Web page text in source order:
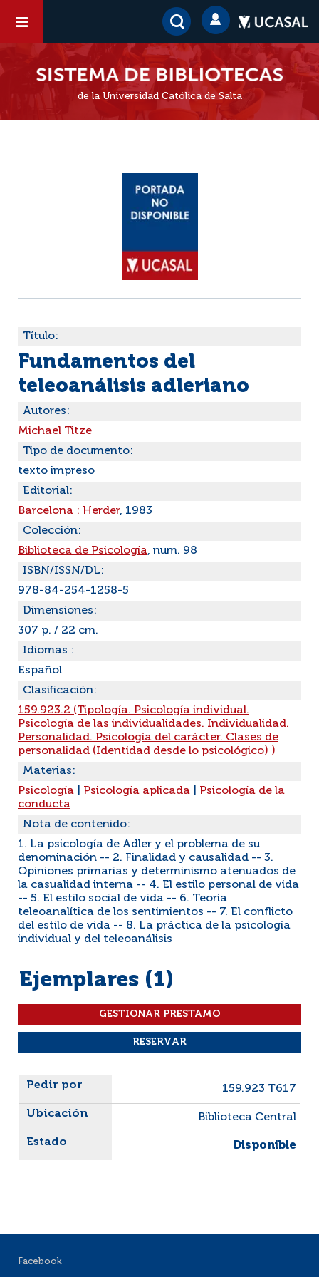
de la Universidad Católica de Salta
Título:
Fundamentos del
teleoanálisis adleriano
Autores:
Michael Titze
Tipo de documento:
texto impreso
Editorial:
Barcelona : Herder, 1983
Colección:
Biblioteca de Psicología, num. 98
ISBN/ISSN/DL:
978-84-254-1258-5
Dimensiones:
307 p. / 22 cm.
Idiomas :
Español
Clasificación:
159.923.2 (Tipología. Psicología individual.
Psicología de las individualidades. Individualidad.
Personalidad. Psicología del carácter. Clases de
personalidad (Identidad desde lo psicológico) )
Materias:
Psicología
Psicología aplicada
Psicología de la
conducta
Nota de contenido:
1. La psicología de Adler y el problema de su
denominación -- 2. Finalidad y causalidad -- 3.
Opiniones primarias y determinismo atenuados de
la casualidad interna -- 4. El estilo personal de vida
-- 5. El estilo social de vida -- 6. Teoría
teleoanalítica de los sentimientos -- 7. El conflicto
del estilo de vida -- 8. La práctica de la psicología
individual y del teleoanálisis
Ejemplares (1)
Liste des exemplaires
159.923 T617
Biblioteca Central
Disponible
Facebook